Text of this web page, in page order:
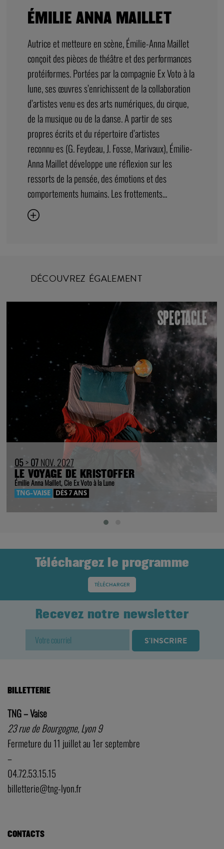
ÉMILIE ANNA MAILLET
Autrice et metteure en scène, Émilie-Anna Maillet
conçoit des pièces de théâtre et des performances
protéiformes. Portées par la compagnie Ex Voto à la
lune, ses œuvres s’enrichissent de la collaboration
d’artistes venu·es des arts numériques, du cirque,
de la musique ou de la danse. A partir de ses
propres écrits et du répertoire d’artistes
reconnu·es (G. Feydeau, J. Fosse, Marivaux), Émilie-
Anna Maillet développe une réflexion sur les
ressorts de la pensée, des émotions et des
comportements humains. Les frottements...
DÉCOUVREZ ÉGALEMENT
05>07NOV. 2027
LE VOYAGE DE KRISTOFFER
Émilie Anna Maillet, Cie Ex Voto à la Lune
TNG-VAISE DÈS 7 ANS
Téléchargez le programme
TÉLÉCHARGER
Recevez notre newsletter
BILLETTERIE
TNG – Vaise
23 rue de Bourgogne, Lyon 9
Fermeture du 11 juillet au 1er septembre
–
04.72.53.15.15
billetterie@tng-lyon.fr
CONTACTS